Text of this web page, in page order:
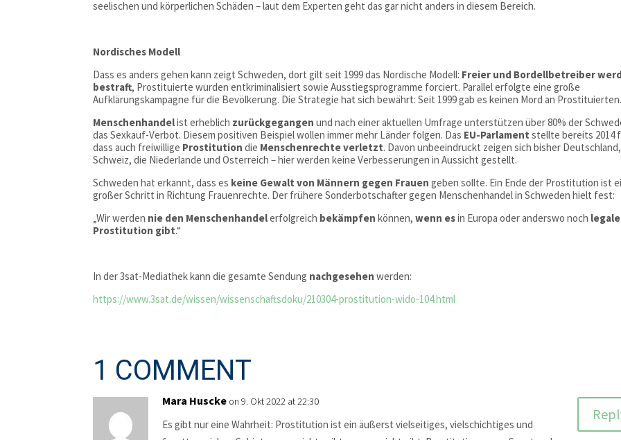
seelischen und körperlichen Schäden – laut dem Experten geht das gar nicht anders in diesem Bereich.
Nordisches Modell
Dass es anders gehen kann zeigt Schweden, dort gilt seit 1999 das Nordische Modell: Freier und Bordellbetreiber
bestraft, Prostituierte wurden entkriminalisiert sowie Ausstiegsprogramme forciert. Parallel erfolgte eine große
Aufklärungskampagne für die Bevölkerung. Die Strategie hat sich bewährt: Seit 1999 gab es keinen Mord an Prostituierten.
Menschenhandelist erheblich zurückgegangen und nach einer aktuellen Umfrage unterstützen über 80% der
das Sexkauf-Verbot. Diesem positiven Beispiel wollen immer mehr Länder folgen. Das EU-Parlament stellte bereits 2014
dass auch freiwillige Prostitution die Menschenrechte verletzt. Davon unbeeindruckt zeigen sich bisher Deutschland,
Schweiz, die Niederlande und Österreich – hier werden keine Verbesserungen in Aussicht gestellt.
Schweden hat erkannt, dass es keine Gewalt von Männern gegen Frauen geben sollte. Ein Ende der Prostitution ist
großer Schritt in Richtung Frauenrechte. Der frühere Sonderbotschafter gegen Menschenhandel in Schweden hielt fest:
„Wir werden nie den Menschenhandelerfolgreich bekämpfen können,wenn esin Europa oder anderswo noch legale
Prostitution gibt.“
In der 3sat-Mediathek kann die gesamte Sendung nachgesehen werden:
https://www.3sat.de/wissen/wissenschaftsdoku/210304-prostitution-wido-104.html
1 COMMENT
Mara Huscke on 9. Okt 2022 at 22:30
Es gibt nur eine Wahrheit: Prostitution ist ein äußerst vielseitiges, vielschichtiges und